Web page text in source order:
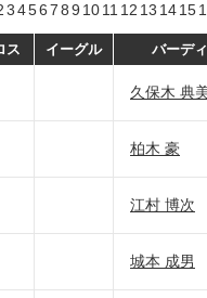
3456789 1011 12 13 1415
ス イーグル バーディ
久保木 典
柏木 豪
江村 博次
城本 成男